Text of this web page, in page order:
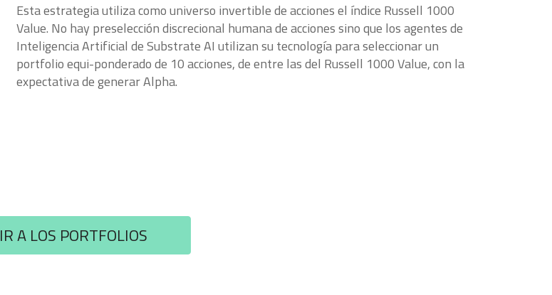
Esta estrategia utiliza como universo invertible de acciones el índice Russell 1000
Value. No hay preselección discrecional humana de acciones sino que los agentes de
Inteligencia Artificial de Substrate AI utilizan su tecnología para seleccionar un
portfolio equi-ponderado de 10 acciones, de entre las del Russell 1000 Value, con la
expectativa de generar Alpha.
IR A LOS PORTFOLIOS